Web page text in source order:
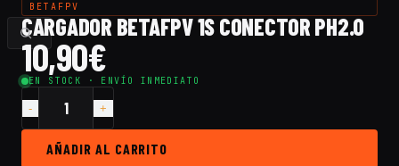
BETAFPV
CARGADOR BETAFPV 1S CONECTOR PH2.0
10,90€
EN STOCK · ENVÍO INMEDIATO
Cantidad
Cargador
BetaFPV
AÑADIR AL CARRITO